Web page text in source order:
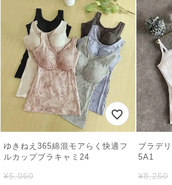
ゆきねえ365綿混モアらく快適フ
ルカップブラキャミ24
¥5,060
ブラデ
5A1
¥8,250